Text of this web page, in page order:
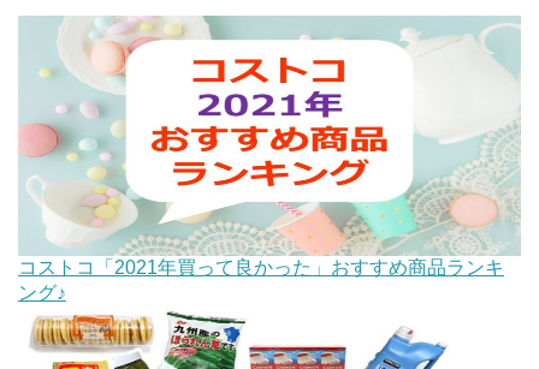
コストコ「2021年買って良かった」おすすめ商品ランキ
ング♪